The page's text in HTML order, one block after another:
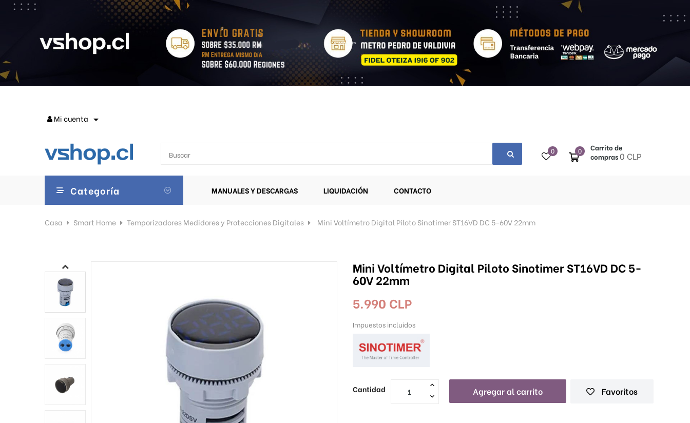
Mi cuenta 
0
Carrito de
compras0 CLP
0
Categoría MANUALES Y DESCARGAS LIQUIDACIÓN CONTACTO
Casa Smart Home Temporizadores Medidores y Protecciones Digitales Mini Voltímetro Digital Piloto Sinotimer ST16VD DC 5-60V 22mm
Mini Voltímetro Digital Piloto Sinotimer ST16VD DC 5-
60V 22mm
5.990 CLP
Impuestos incluidos
Cantidad Agregar al carrito Favoritos